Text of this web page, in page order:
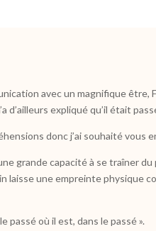
avec un magnifique
d’ailleurs expliqué qu’il était
donc j’ai souhaité vous
grande capacité à se traîner
laisse une empreinte
passé où il est, dans le passé ».